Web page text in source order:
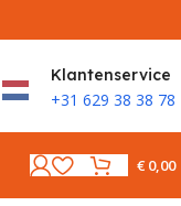
Klantenservice
+31 629 38 38 78
€0,00